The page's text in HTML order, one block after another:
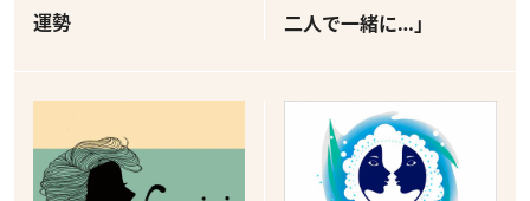
運勢
二人で一緒に…」